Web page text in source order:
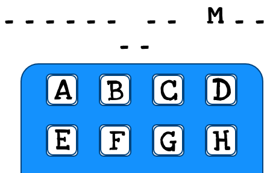
_ _ _ _ _ _ _ _ M _ _
_ _
A B C
D
E
F G
H